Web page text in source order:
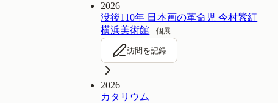
2026
没後110年 日本画の革命児 今村紫紅
横浜美術館
個展
訪問を記録
2026
カタリウム